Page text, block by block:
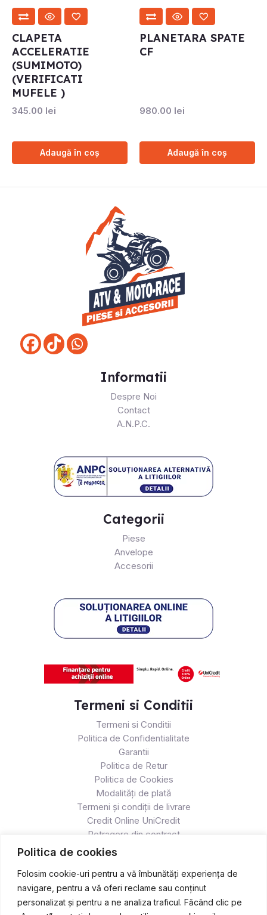
Politica de cookies
Folosim cookie-uri pentru a vă îmbunătăți experiența de
navigare, pentru a vă oferi reclame sau conținut
personalizat și pentru a ne analiza traficul. Făcând clic pe
CLAPETA
ACCELERATIE
(SUMIMOTO)
(VERIFICATI
MUFELE )
345.00 lei
Adaugă în coș
PLANETARA SPATE
CF
980.00 lei
Adaugă în coș
Informatii
Despre Noi
Contact
A.N.P.C.
Categorii
Piese
Anvelope
Accesorii
Termeni si Conditii
Termeni si Conditii
Politica de Confidentialitate
Garantii
Politica de Retur
Politica de Cookies
Modalități de plată
Termeni și condiții de livrare
Credit Online UniCredit
Retragere din contract